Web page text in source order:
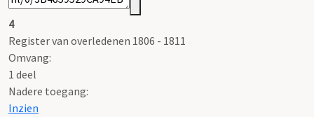
4
Register van overledenen 1806 - 1811
Omvang:
1 deel
Nadere toegang:
Inzien